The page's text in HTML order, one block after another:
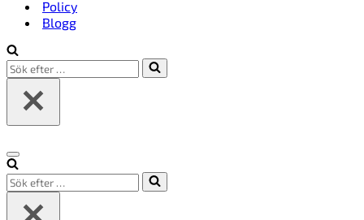
Policy
Blogg
Sök
efter
Navigeringsmeny
Sök
efter